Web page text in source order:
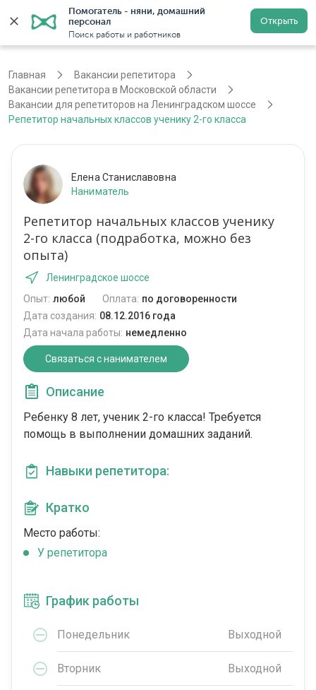
Помогатель - няни, домашний
персонал
Поиск работы и работников
Открыть
Регистрация
Главная
Вакансии репетитора
Вакансии репетитора в Московской области
Вакансии для репетиторов на Ленинградском шоссе
Репетитор начальных классов ученику 2-го класса
Елена Станиславовна
Наниматель
Репетитор начальных классов ученику
2-го класса (подработка, можно без
опыта)
Ленинградское шоссе
Опыт: любой Оплата: по договоренности
Дата создания: 08.12.2016 года
Дата начала работы: немедленно
Связаться с нанимателем
Описание
Ребенку 8 лет, ученик 2-го класса! Требуется
помощь в выполнении домашних заданий.
Навыки репетитора:
Кратко
Место работы:
У репетитора
График работы
Понедельник Выходной
Вторник Выходной